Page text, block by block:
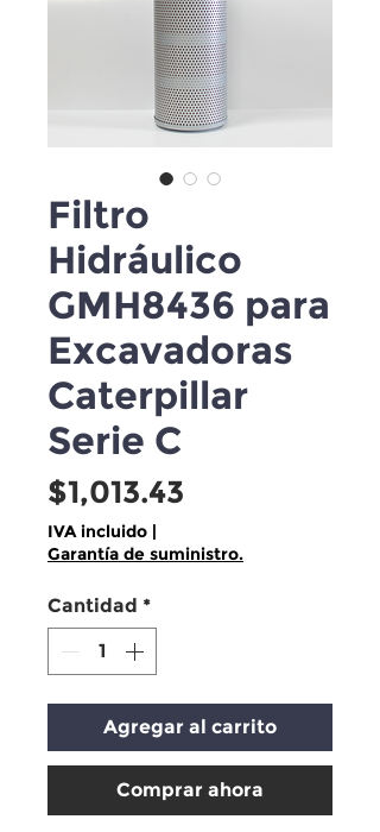
Filtro
Hidráulico
GMH8436 para
Excavadoras
Caterpillar
Serie C
$1,013.43
IVA incluido |
Garantía de suministro.
Cantidad *
Agregar al carrito
Comprar ahora